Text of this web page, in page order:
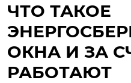
ЧТО ТАКОЕ
ОКНА И ЗА
РАБОТАЮТ